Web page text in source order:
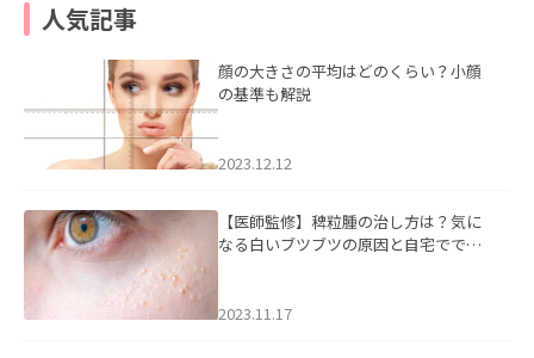
人気記事
顔の大きさの平均はどのくらい？小顔
の基準も解説
2023.12.12
【医師監修】稗粒腫の治し方は？気に
なる白いブツブツの原因と自宅ででき
2023.11.17